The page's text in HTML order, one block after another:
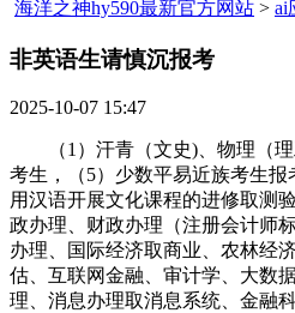
海洋之神hy590最新官方网站 > ai
非英语生请慎沉报考​
2025-10-07 15:47
（1）汗青（文史)、物理（理
考生，（5）少数平易近族考生
用汉语开展文化课程的进修取测
政办理、财政办理（注册会计师
办理、国际经济取商业、农林经
估、互联网金融、审计学、大数
理、消息办理取消息系统、金融